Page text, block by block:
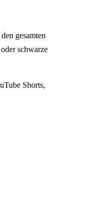
gesamten
schwarze
Shorts,